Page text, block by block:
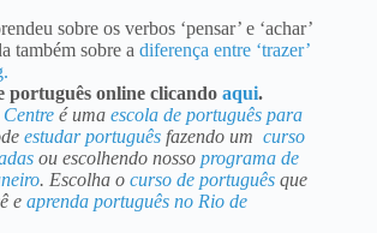
sobre os verbos ‘pensar’ e ‘achar’
também sobre a diferença entre ‘trazer’
português online clicando aqui.
é uma escola de português para
estudar português fazendo um curso
ou escolhendo nosso programa de
. Escolha o curso de português que
e aprenda português no Rio de